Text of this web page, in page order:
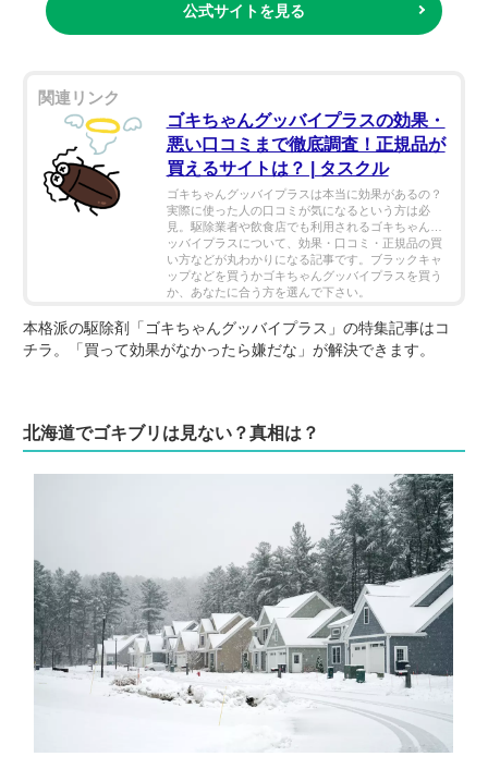
公式サイトを見る
ゴキちゃんグッバイプラスの効果・
悪い口コミまで徹底調査！正規品が
買えるサイトは？ | タスクル
ゴキちゃんグッバイプラスは本当に効果があるの？
実際に使った人の口コミが気になるという方は必
見。駆除業者や飲食店でも利用されるゴキちゃんグ
ッバイプラスについて、効果・口コミ・正規品の買
い方などが丸わかりになる記事です。ブラックキャ
ップなどを買うかゴキちゃんグッバイプラスを買う
か、あなたに合う方を選んで下さい。
本格派の駆除剤「ゴキちゃんグッバイプラス」の特集記事はコ
チラ。「買って効果がなかったら嫌だな」が解決できます。
北海道でゴキブリは見ない？真相は？